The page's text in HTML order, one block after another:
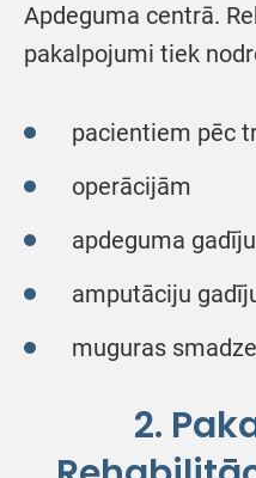
Apdeguma centrā.
pakalpojumi tiek
pacientiem pēc
operācijām
apdeguma
amputāciju
muguras
2.